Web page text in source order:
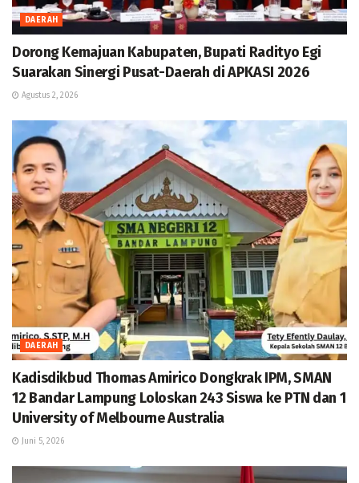
DAERAH
Dorong Kemajuan Kabupaten, Bupati Radityo Egi
Suarakan Sinergi Pusat-Daerah di APKASI 2026
Agustus 2, 2026
DAERAH
Kadisdikbud Thomas Amirico Dongkrak IPM, SMAN
12 Bandar Lampung Loloskan 243 Siswa ke PTN dan 1
University of Melbourne Australia
Juni 5, 2026